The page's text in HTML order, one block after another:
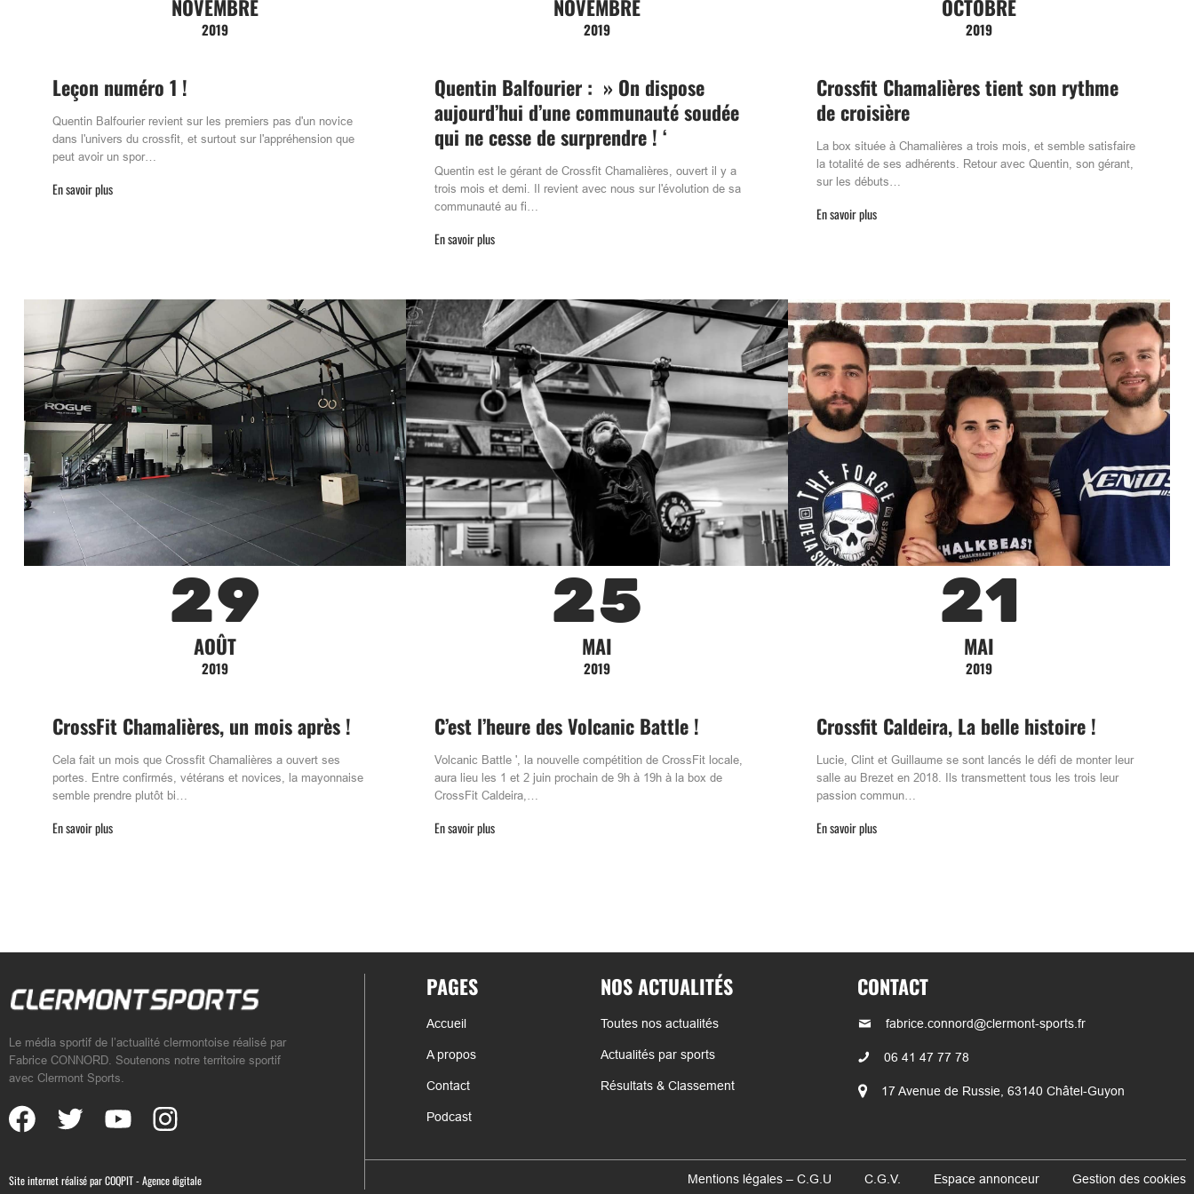
NOVEMBRE
2019
Leçon numéro 1 !
Quentin Balfourier revient sur les premiers pas d'un novice
dans l'univers du crossfit, et surtout sur l'appréhension que
peut avoir un spor…
En savoir plus
NOVEMBRE
2019
Quentin Balfourier : » On dispose
aujourd’hui d’une communauté soudée
qui ne cesse de surprendre ! ‘
Quentin est le gérant de Crossfit Chamalières, ouvert il y a
trois mois et demi. Il revient avec nous sur l'évolution de sa
communauté au fi…
En savoir plus
OCTOBRE
2019
Crossfit Chamalières tient son rythme
de croisière
La box située à Chamalières a trois mois, et semble satisfaire
la totalité de ses adhérents. Retour avec Quentin, son gérant,
sur les débuts…
En savoir plus
29
AOÛT
2019
CrossFit Chamalières, un mois après !
Cela fait un mois que Crossfit Chamalières a ouvert ses
portes. Entre confirmés, vétérans et novices, la mayonnaise
semble prendre plutôt bi…
En savoir plus
25
MAI
2019
C’est l’heure des Volcanic Battle !
Volcanic Battle ', la nouvelle compétition de CrossFit locale,
aura lieu les 1 et 2 juin prochain de 9h à 19h à la box de
CrossFit Caldeira,…
En savoir plus
21
MAI
2019
Crossfit Caldeira, La belle histoire !
Lucie, Clint et Guillaume se sont lancés le défi de monter leur
salle au Brezet en 2018. Ils transmettent tous les trois leur
passion commun…
En savoir plus
Le média sportif de l’actualité clermontoise réalisé par
Fabrice CONNORD. Soutenons notre territoire sportif
avec Clermont Sports.
PAGES
Accueil
A propos
Contact
Podcast
NOS ACTUALITÉS
Toutes nos actualités
Actualités par sports
Résultats & Classement
CONTACT
fabrice.connord@clermont-sports.fr
06 41 47 77 78
17 Avenue de Russie, 63140 Châtel-Guyon
Mentions légales – C.G.U C.G.V. Espace annonceur Gestion des cookies
Site internet réalisé parCOQPIT - Agence digitale